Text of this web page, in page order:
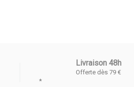
Livraison 48h
Offerte dès 79 €
*